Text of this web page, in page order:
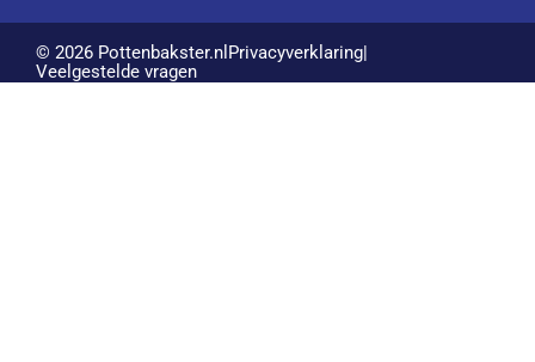
© 2026 Pottenbakster.nl Privacyverklaring|
Veelgestelde vragen